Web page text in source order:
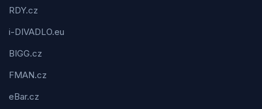
RDY.cz
i-DIVADLO.eu
BIGG.cz
FMAN.cz
eBar.cz